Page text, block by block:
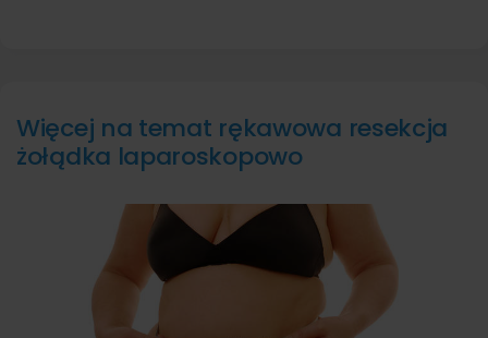
Więcej na temat rękawowa resekcja
żołądka laparoskopowo